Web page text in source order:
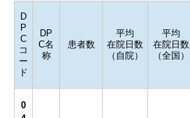
D
P
C
コ
ー
ド
DP
C名
称
患者数
平均
在院日数
（自院）
平均
在院日数
（全国）
0